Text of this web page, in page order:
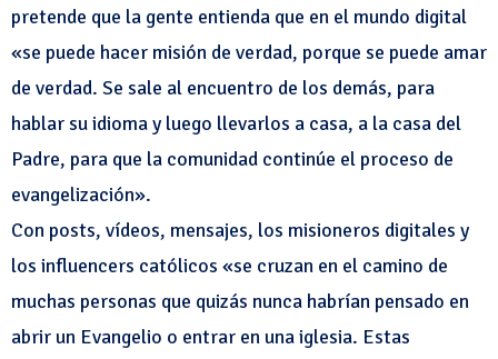
pretende que la gente entienda que en el mundo digital
«se puede hacer misión de verdad, porque se puede amar
de verdad. Se sale al encuentro de los demás, para
hablar su idioma y luego llevarlos a casa, a la casa del
Padre, para que la comunidad continúe el proceso de
evangelización».
Con posts, vídeos, mensajes, los misioneros digitales y
los influencers católicos «se cruzan en el camino de
muchas personas que quizás nunca habrían pensado en
abrir un Evangelio o entrar en una iglesia. Estas